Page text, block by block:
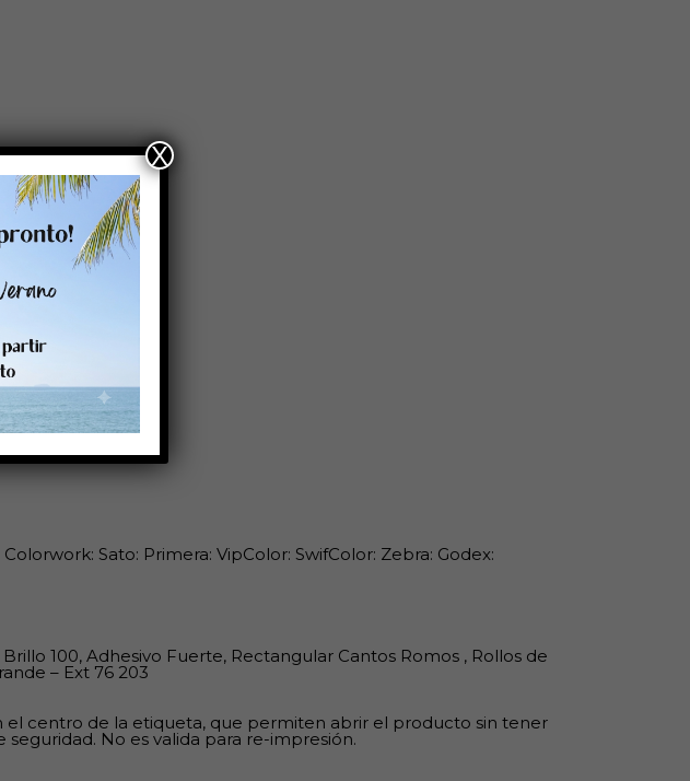
Sato: Primera: VipColor: SwifColor: Zebra: Godex:
100, Adhesivo Fuerte, Rectangular Cantos Romos , Rollos de
– Ext 76 203
el centro de la etiqueta, que permiten abrir el producto sin tener
No es valida para re-impresión.
X